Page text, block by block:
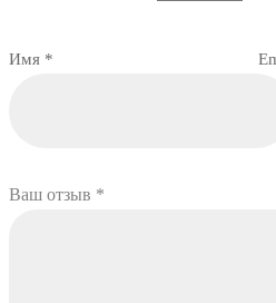
Имя *
Ваш отзыв *